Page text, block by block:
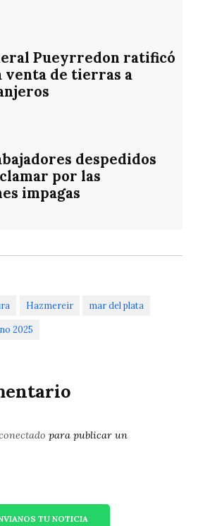
Pueyrredon ratificó
venta de tierras a
despedidos
por las
impagas
Hazmereir mar del plata
2025
para publicar un
TU NOTICIA